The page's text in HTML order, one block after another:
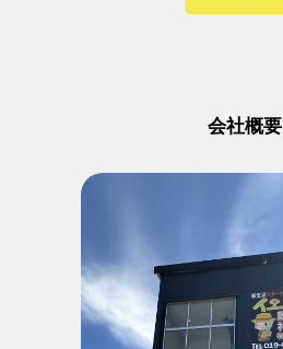
会社概要